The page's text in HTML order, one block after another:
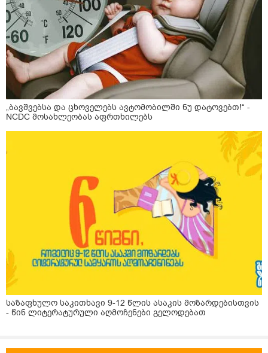
„ბავშვებსა და ცხოველებს ავტომობილში ნუ დატოვებთ!“ -
NCDC მოსახლეობას აფრთხილებს
საზაფხულო საკითხავი 9-12 წლის ასაკის მოზარდებისთვის
- წინ ლიტერატურული აღმოჩენები გელოდებათ